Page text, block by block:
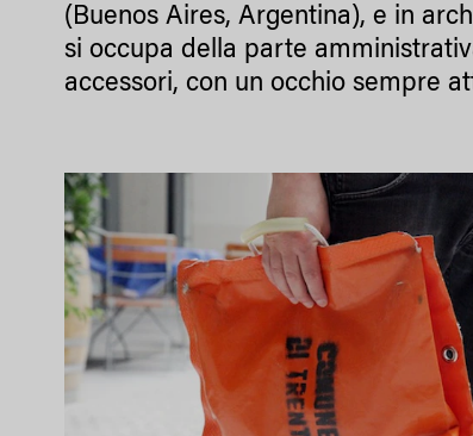
(Buenos Aires, Argentina), e in
si occupa della parte
accessori, con un occhio sempre